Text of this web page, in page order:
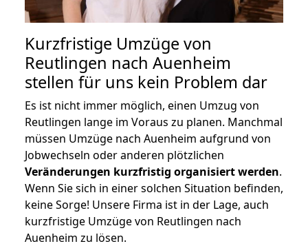
Kurzfristige Umzüge von
Reutlingen nach Auenheim
stellen für uns kein Problem dar
Es ist nicht immer möglich, einen Umzug von
Reutlingen lange im Voraus zu planen. Manchmal
müssen Umzüge nach Auenheim aufgrund von
Jobwechseln oder anderen plötzlichen
Veränderungen kurzfristig organisiert werden.
Wenn Sie sich in einer solchen Situation befinden,
keine Sorge! Unsere Firma ist in der Lage, auch
kurzfristige Umzüge von Reutlingen nach
Auenheim zu lösen.